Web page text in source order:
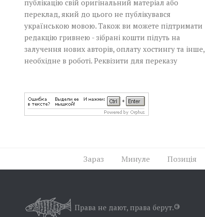
публікацію свій оригінальний матеріал або
переклад, який до цього не публікувався
українською мовою. Також ви можете підтримати
редакцію гривнею - зібрані кошти підуть на
залучення нових авторів, оплату хостингу та інше,
необхідне в роботі. Реквізити для переказу
Зараз Минуле Позиція
Права не дают, права берут.©